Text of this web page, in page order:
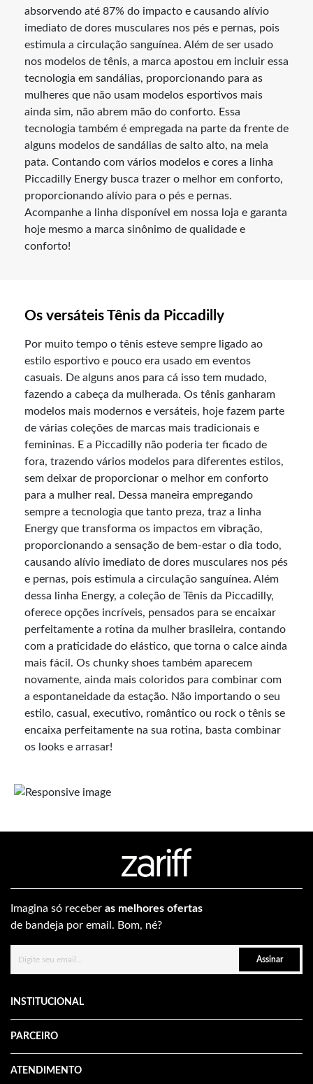
absorvendo até 87% do impacto e causando alívio
imediato de dores musculares nos pés e pernas, pois
estimula a circulação sanguínea. Além de ser usado
nos modelos de tênis, a marca apostou em incluir essa
tecnologia em sandálias, proporcionando para as
mulheres que não usam modelos esportivos mais
ainda sim, não abrem mão do conforto. Essa
tecnologia também é empregada na parte da frente de
alguns modelos de sandálias de salto alto, na meia
pata. Contando com vários modelos e cores a linha
Piccadilly Energy busca trazer o melhor em conforto,
proporcionando alívio para o pés e pernas.
Acompanhe a linha disponível em nossa loja e garanta
hoje mesmo a marca sinônimo de qualidade e
conforto!
Os versáteis Tênis da Piccadilly
Por muito tempo o tênis esteve sempre ligado ao
estilo esportivo e pouco era usado em eventos
casuais. De alguns anos para cá isso tem mudado,
fazendo a cabeça da mulherada. Os tênis ganharam
modelos mais modernos e versáteis, hoje fazem parte
de várias coleções de marcas mais tradicionais e
femininas. E a Piccadilly não poderia ter ficado de
fora, trazendo vários modelos para diferentes estilos,
sem deixar de proporcionar o melhor em conforto
para a mulher real. Dessa maneira empregando
sempre a tecnologia que tanto preza, traz a linha
Energy que transforma os impactos em vibração,
proporcionando a sensação de bem-estar o dia todo,
causando alívio imediato de dores musculares nos pés
e pernas, pois estimula a circulação sanguínea. Além
dessa linha Energy, a coleção de Tênis da Piccadilly,
oferece opções incríveis, pensados para se encaixar
perfeitamente a rotina da mulher brasileira, contando
com a praticidade do elástico, que torna o calce ainda
mais fácil. Os chunky shoes também aparecem
novamente, ainda mais coloridos para combinar com
a espontaneidade da estação. Não importando o seu
estilo, casual, executivo, romântico ou rock o tênis se
encaixa perfeitamente na sua rotina, basta combinar
os looks e arrasar!
Imagina só receber as melhores ofertas
de bandeja por email. Bom, né?
Assinar
INSTITUCIONAL
PARCEIRO
ATENDIMENTO